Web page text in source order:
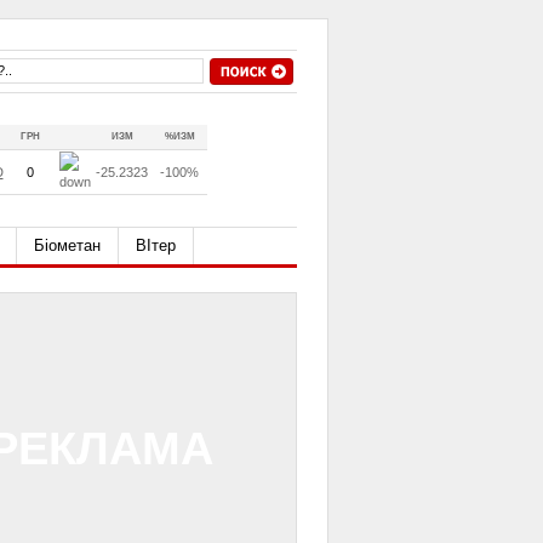
ГРН ИЗМ %ИЗМ
0 -25.2323 -100%
Біометан ВІтер